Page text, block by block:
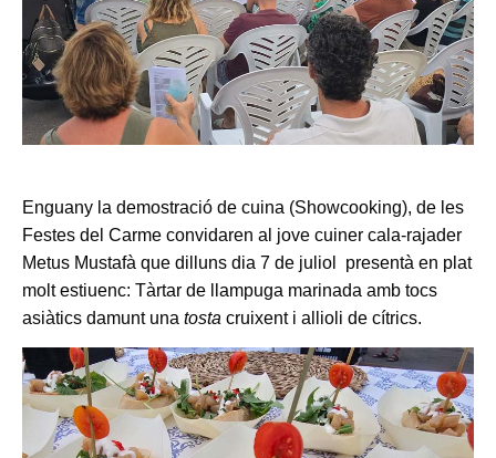
Enguany la demostració de cuina (Showcooking), de les
Festes del Carme convidaren al jove cuiner cala-rajader
Metus Mustafà que dilluns dia 7 de juliol presentà en plat
molt estiuenc: Tàrtar de llampuga marinada amb tocs
asiàtics damunt una tosta cruixent i allioli de cítrics.